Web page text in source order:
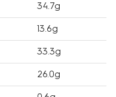
34.7g
13.6g
33.3g
26.0g